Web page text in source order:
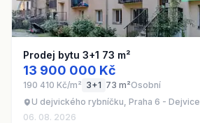
Prodej bytu 3+1 73 m²
13 900 000 Kč
190 410 Kč/m² 3+1 73 m²Osobní
U dejvického rybníčku, Praha 6 - Dejvice
06. 08. 2026